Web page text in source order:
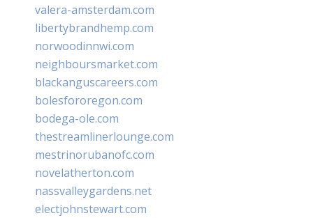
valera-amsterdam.com
libertybrandhemp.com
norwoodinnwi.com
neighboursmarket.com
blackanguscareers.com
bolesfororegon.com
bodega-ole.com
thestreamlinerlounge.com
mestrinorubanofc.com
novelatherton.com
nassvalleygardens.net
electjohnstewart.com